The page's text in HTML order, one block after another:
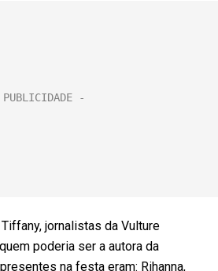
jornalistas da Vulture
poderia ser a autora da
na festa eram: Rihanna,